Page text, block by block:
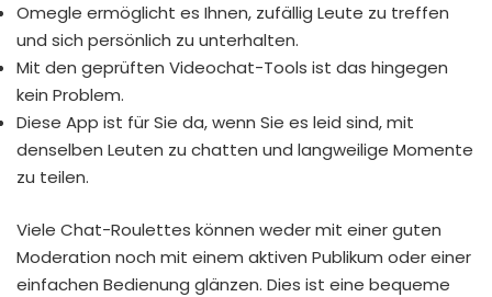
Omegle ermöglicht es Ihnen, zufällig Leute zu treffen
und sich persönlich zu unterhalten.
Mit den geprüften Video­chat-Tools ist das hingegen
kein Problem.
Diese App ist für Sie da, wenn Sie es leid sind, mit
denselben Leuten zu chatten und langweilige Momente
zu teilen.
Viele Chat-Roulettes können weder mit einer guten
Moderation noch mit einem aktiven Publikum oder einer
einfachen Bedienung glänzen. Dies ist eine bequeme